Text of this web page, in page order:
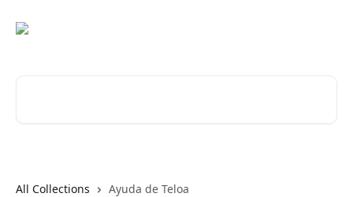
All Collections Ayuda de Teloa